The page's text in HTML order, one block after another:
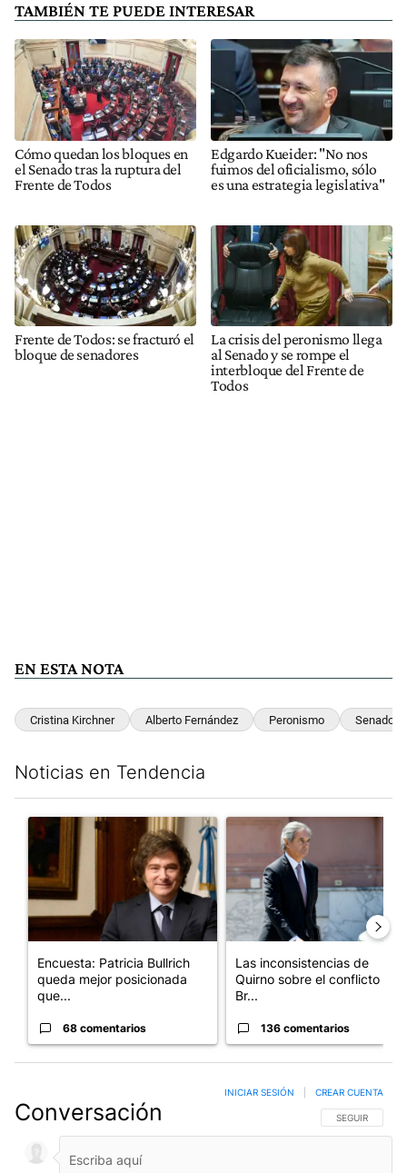
TAMBIÉN TE PUEDE INTERESAR
Cómo quedan los bloques en
el Senado tras la ruptura del
Frente de Todos
Edgardo Kueider: "No nos
fuimos del oficialismo, sólo
es una estrategia legislativa"
Frente de Todos: se fracturó el
bloque de senadores
La crisis del peronismo llega
al Senado y se rompe el
interbloque del Frente de
Todos
EN ESTA NOTA
Cristina Kirchner Alberto Fernández Peronismo Senado
Noticias en Tendencia
Un artículo de tendencia con el título "Encuesta: Patricia
Encuesta: Patricia Bullrich
queda mejor posicionada
que...
68 comentarios
Un artículo de tendencia con
Las inconsistencias de
Quirno sobre el conflicto con
Br...
136 comentarios
Conversación SIGA ESTA
SEGUIR
INICIAR SESIÓN CREAR CUENTA